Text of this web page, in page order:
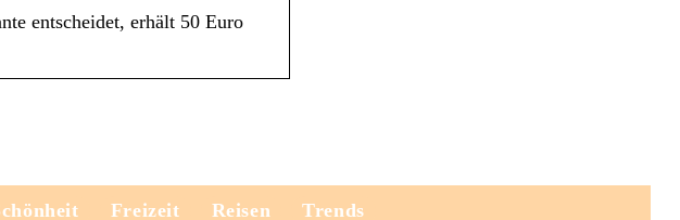
entscheidet, erhält 50 Euro
Freizeit Reisen Trends